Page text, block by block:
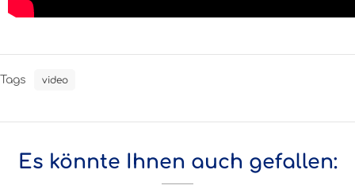
Tags video
Es könnte Ihnen auch gefallen: